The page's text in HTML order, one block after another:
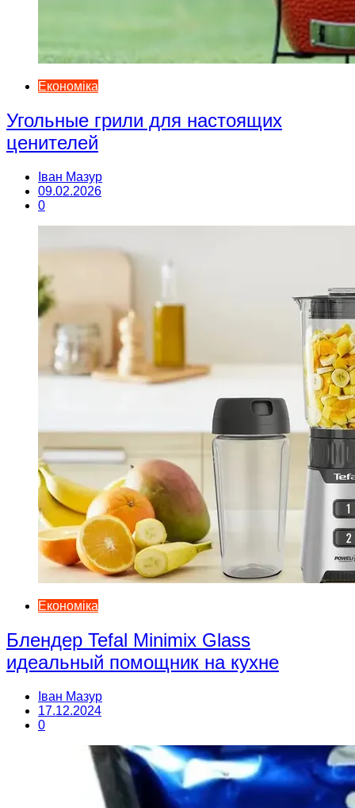
Економіка
Угольные грили для настоящих
ценителей
Іван Мазур
09.02.2026
0
Економіка
Блендер Tefal Minimix Glass
идеальный помощник на кухне
Іван Мазур
17.12.2024
0